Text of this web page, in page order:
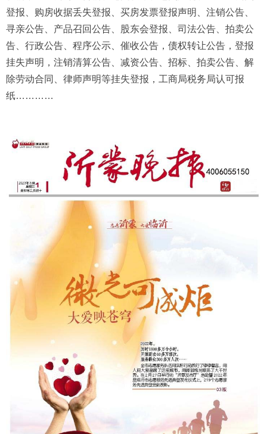
登报、购房收据丢失登报、买房发票登报声明、注销公告、
寻亲公告、产品召回公告、股东会登报、司法公告、拍卖公
告、行政公告、程序公示、催收公告，债权转让公告，登报
挂失声明，注销清算公告、减资公告、招标、拍卖公告、解
除劳动合同、律师声明等挂失登报，工商局税务局认可报
纸…………